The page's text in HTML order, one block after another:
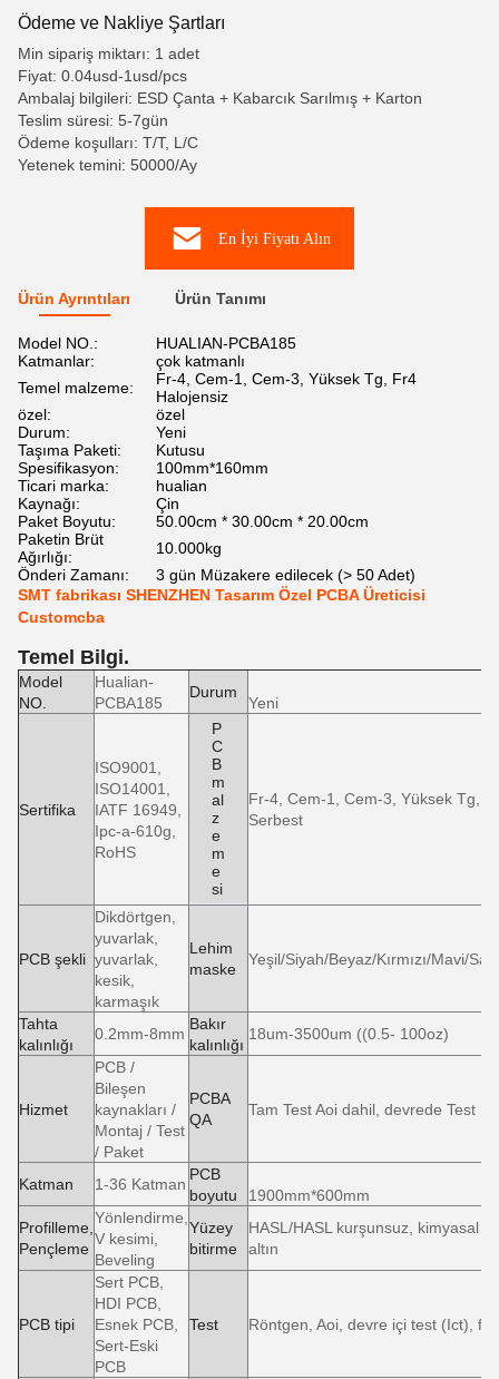
Ödeme ve Nakliye Şartları
Min sipariş miktarı: 1 adet
Fiyat: 0.04usd-1usd/pcs
Ambalaj bilgileri: ESD Çanta + Kabarcık Sarılmış + Karton
Teslim süresi: 5-7gün
Ödeme koşulları: T/T, L/C
Yetenek temini: 50000/Ay
En İyi Fiyatı Alın
Ürün Ayrıntıları Ürün Tanımı
Model NO.:
HUALIAN-PCBA185
Katmanlar:
çok katmanlı
Temel malzeme:
Fr-4, Cem-1, Cem-3, Yüksek Tg, Fr4
Halojensiz
özel:
özel
Durum:
Yeni
Taşıma Paketi:
Kutusu
Spesifikasyon:
100mm*160mm
Ticari marka:
hualian
Kaynağı:
Çin
Paket Boyutu:
50.00cm * 30.00cm * 20.00cm
Paketin Brüt
Ağırlığı:
10.000kg
Önderi Zamanı:
3 gün Müzakere edilecek (> 50 Adet)
SMT fabrikası SHENZHEN Tasarım Özel PCBA Üreticisi
Customcba
Temel Bilgi.
Model
NO.
Hualian-
PCBA185
Durum
Yeni
Sertifika
ISO9001,
ISO14001,
IATF 16949,
Ipc-a-610g,
RoHS
P
C
B
m
al
z
e
m
e
si
Fr-4, Cem-1, Cem-3, Yüksek Tg,
Serbest
PCB şekli
Dikdörtgen,
yuvarlak,
yuvarlak,
kesik,
karmaşık
Lehim
maske
Yeşil/Siyah/Beyaz/Kırmızı/Mavi/
Tahta
kalınlığı
0.2mm-8mm
Bakır
kalınlığı
18um-3500um ((0.5- 100oz)
Hizmet
PCB /
Bileşen
kaynakları /
Montaj / Test
/ Paket
PCBA
QA
Tam Test Aoi dahil, devrede Test
Katman 1-36 Katman
PCB
boyutu
1900mm*600mm
Profilleme,
Pençleme
Yönlendirme,
V kesimi,
Beveling
Yüzey
bitirme
HASL/HASL kurşunsuz, kimyasal
altın
PCB tipi
Sert PCB,
HDI PCB,
Esnek PCB,
Sert-Eski
PCB
Test Röntgen, Aoi, devre içi test (Ict),